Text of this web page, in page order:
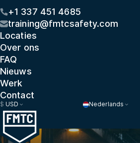
+1 337 451 4685
training@fmtcsafety.com
Locaties
Over ons
FAQ
Nieuws
Werk
Contact
$ USD Nederlands